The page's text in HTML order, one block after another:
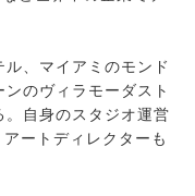
、マイアミのモンド
のヴィラモーダスト
自身のスタジオ運営
ートディレクターも